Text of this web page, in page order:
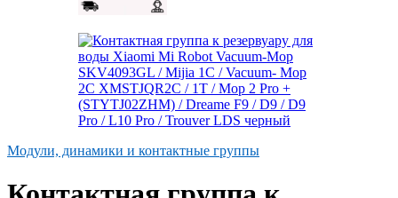
Модули, динамики и контактные группы